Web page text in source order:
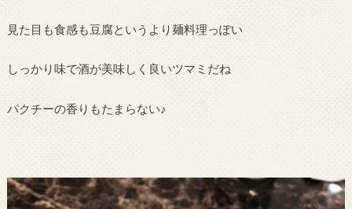
見た目も食感も豆腐というより麺料理っぽい
しっかり味で酒が美味しく良いツマミだね
パクチーの香りもたまらない♪